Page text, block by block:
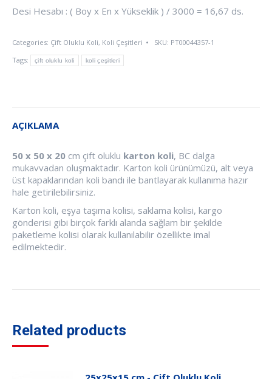
Desi Hesabı : ( Boy x En x Yükseklik ) / 3000 = 16,67 ds.
Categories: Çift Oluklu Koli, Koli Çeşitleri SKU: PT00044357-1
Tags:
çift oluklu koli koli çeşitleri
AÇIKLAMA
50 x 50 x 20 cm çift oluklu karton koli, BC dalga
mukavvadan oluşmaktadır. Karton koli ürünümüzü, alt veya
üst kapaklarından koli bandı ile bantlayarak kullanıma hazır
hale getirilebilirsiniz.
Karton koli, eşya taşıma kolisi, saklama kolisi, kargo
gönderisi gibi birçok farklı alanda sağlam bir şekilde
paketleme kolisi olarak kullanılabilir özellikte imal
edilmektedir.
Related products